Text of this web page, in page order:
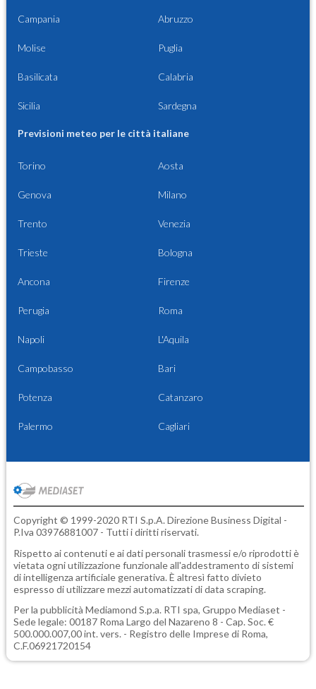
Campania Abruzzo
Molise Puglia
Basilicata Calabria
Sicilia Sardegna
Previsioni meteo per le città italiane
Torino Aosta
Genova Milano
Trento Venezia
Trieste Bologna
Ancona Firenze
Perugia Roma
Napoli L'Aquila
Campobasso Bari
Potenza Catanzaro
Palermo Cagliari
Copyright © 1999-2020 RTI S.p.A. Direzione Business Digital -
P.Iva 03976881007 - Tutti i diritti riservati.
Rispetto ai contenuti e ai dati personali trasmessi e/o riprodotti è
vietata ogni utilizzazione funzionale all'addestramento di sistemi
di intelligenza artificiale generativa. È altresì fatto divieto
espresso di utilizzare mezzi automatizzati di data scraping.
Per la pubblicità Mediamond S.p.a. RTI spa, Gruppo Mediaset -
Sede legale: 00187 Roma Largo del Nazareno 8 - Cap. Soc. €
500.000.007,00 int. vers. - Registro delle Imprese di Roma,
C.F.06921720154